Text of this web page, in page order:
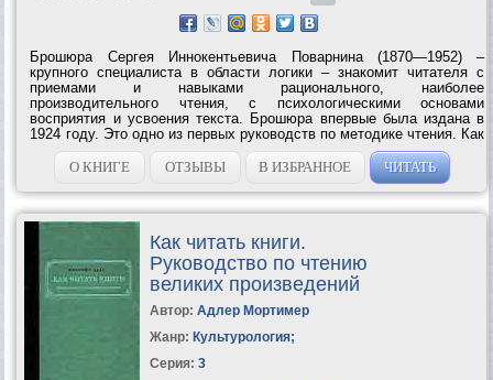
Брошюра Сергея Иннокентьевича Поварнина (1870—1952) –
крупного специалиста в области логики – знакомит читателя с
приемами и навыками рационального, наиболее
производительного чтения, с психологическими основами
восприятия и усвоения текста. Брошюра впервые была издана в
1924 году. Это одно из первых руководств по методике чтения. Как
писал C. И. Пoварнин в предисловии к изданию 1924 года, – это
«краткое введение в искусство чтения»....
О КНИГЕ ОТЗЫВЫ В ИЗБРАННОЕ ЧИТАТЬ
Как читать книги.
Руководство по чтению
великих произведений
Автор: Адлер Мортимер
Жанр: Культурология;
Серия: 3